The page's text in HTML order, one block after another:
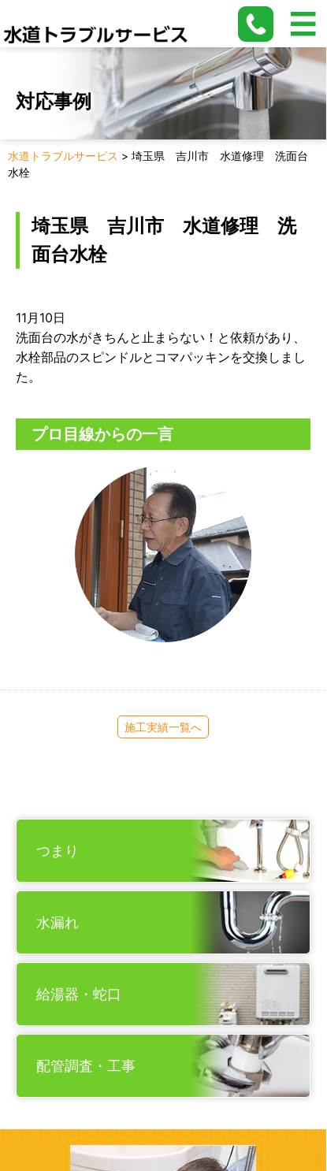
対応事例
水道トラブルサービス > 埼玉県 吉川市 水道修理 洗面台
水栓
埼玉県 吉川市 水道修理 洗
面台水栓
11月10日
洗面台の水がきちんと止まらない！と依頼があり、
水栓部品のスピンドルとコマパッキンを交換しまし
た。
プロ目線からの一言
施工実績一覧へ
つまり
水漏れ
給湯器・蛇口
配管調査・工事